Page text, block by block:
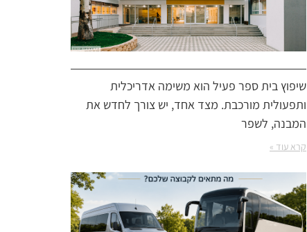
שיפוץ בית ספר פעיל הוא משימה אדריכלית
ותפעולית מורכבת. מצד אחד, יש צורך לחדש את
המבנה, לשפר
קרא עוד »